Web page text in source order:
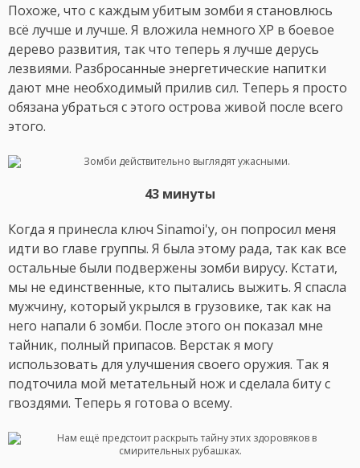
Похоже, что с каждым убитым зомби я становлюсь
всё лучше и лучше. Я вложила немного XP в боевое
дерево развития, так что теперь я лучше дерусь
лезвиями. Разбросанные энергетические напитки
дают мне необходимый прилив сил. Теперь я просто
обязана убраться с этого острова живой после всего
этого.
43 минуты
Когда я принесла ключ Sinamoi'у, он попросил меня
идти во главе группы. Я была этому рада, так как все
остальные были подвержены зомби вирусу. Кстати,
мы не единственные, кто пытались выжить. Я спасла
мужчину, который укрылся в грузовике, так как на
него напали 6 зомби. После этого он показал мне
тайник, полный припасов. Верстак я могу
использовать для улучшения своего оружия. Так я
подточила мой метательный нож и сделала биту с
гвоздями. Теперь я готова о всему.